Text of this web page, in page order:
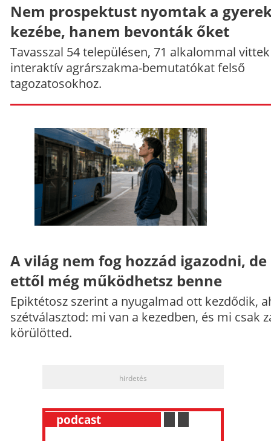
Nem prospektust nyomtak a
kezébe, hanem bevonták őket
Tavasszal 54 településen, 71 alkalommal vittek
interaktív agrárszakma-bemutatókat felső
tagozatosokhoz.
A világ nem fog hozzád igazodni, de
ettől még működhetsz benne
Epiktétosz szerint a nyugalmad ott kezdődik,
szétválasztod: mi van a kezedben, és mi csak
körülötted.
hirdetés
podcast